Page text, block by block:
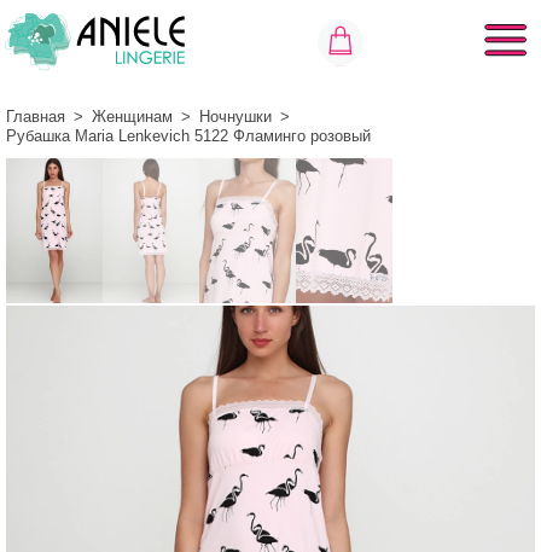
Главная > Женщинам > Ночнушки >
Рубашка Maria Lenkevich 5122 Фламинго розовый